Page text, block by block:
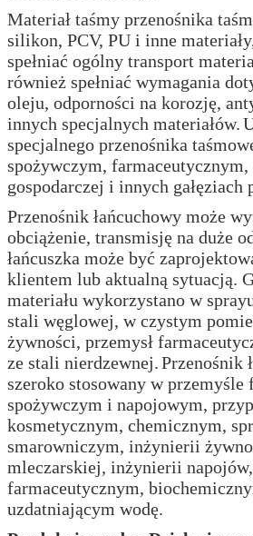
Materiał taśmy przenośnika
silikon, PCV, PU i inne
spełniać ogólny transport
również spełniać wymagania
oleju, odporności na korozję,
innych specjalnych materiałów.
specjalnego przenośnika
spożywczym,
gospodarczej i innych gałęziach
Przenośnik łańcuchowy może
obciążenie, transmisję na duże
łańcuszka może być
klientem lub aktualną sytuacją.
materiału wykorzystano w
stali węglowej, w czystym
żywności, przemysł
ze stali nierdzewnej.Przenośnik
szeroko stosowany w przemyśle
spożywczym i napojowym,
kosmetycznym, chemicznym,
smarowniczym, inżynierii
mleczarskiej, inżynierii
farmaceutycznym,
uzdatniającym wodę.